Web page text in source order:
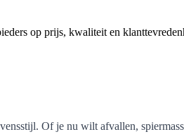
op prijs, kwaliteit en
Of je nu wilt afvallen,